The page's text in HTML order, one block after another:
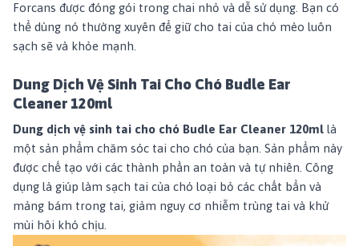
Forcans được đóng gói trong chai nhỏ và dễ sử dụng. Bạn có
thể dùng nó thường xuyên để giữ cho tai của chó mèo luôn
sạch sẽ và khỏe mạnh.
Dung Dịch Vệ Sinh Tai Cho Chó Budle Ear
Cleaner 120ml
Dung dịch vệ sinh tai cho chó Budle Ear Cleaner 120ml là
một sản phẩm chăm sóc tai cho chó của bạn. Sản phẩm này
được chế tạo với các thành phần an toàn và tự nhiên. Công
dụng là giúp làm sạch tai của chó loại bỏ các chất bẩn và
mảng bám trong tai, giảm nguy cơ nhiễm trùng tai và khử
mùi hôi khó chịu.